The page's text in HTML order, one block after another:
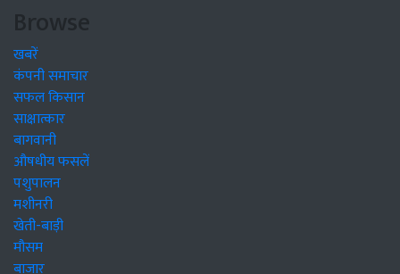
Browse
खबरें
कंपनी समाचार
सफल किसान
साक्षात्कार
बागवानी
औषधीय फसलें
पशुपालन
मशीनरी
खेती-बाड़ी
मौसम
बाजार